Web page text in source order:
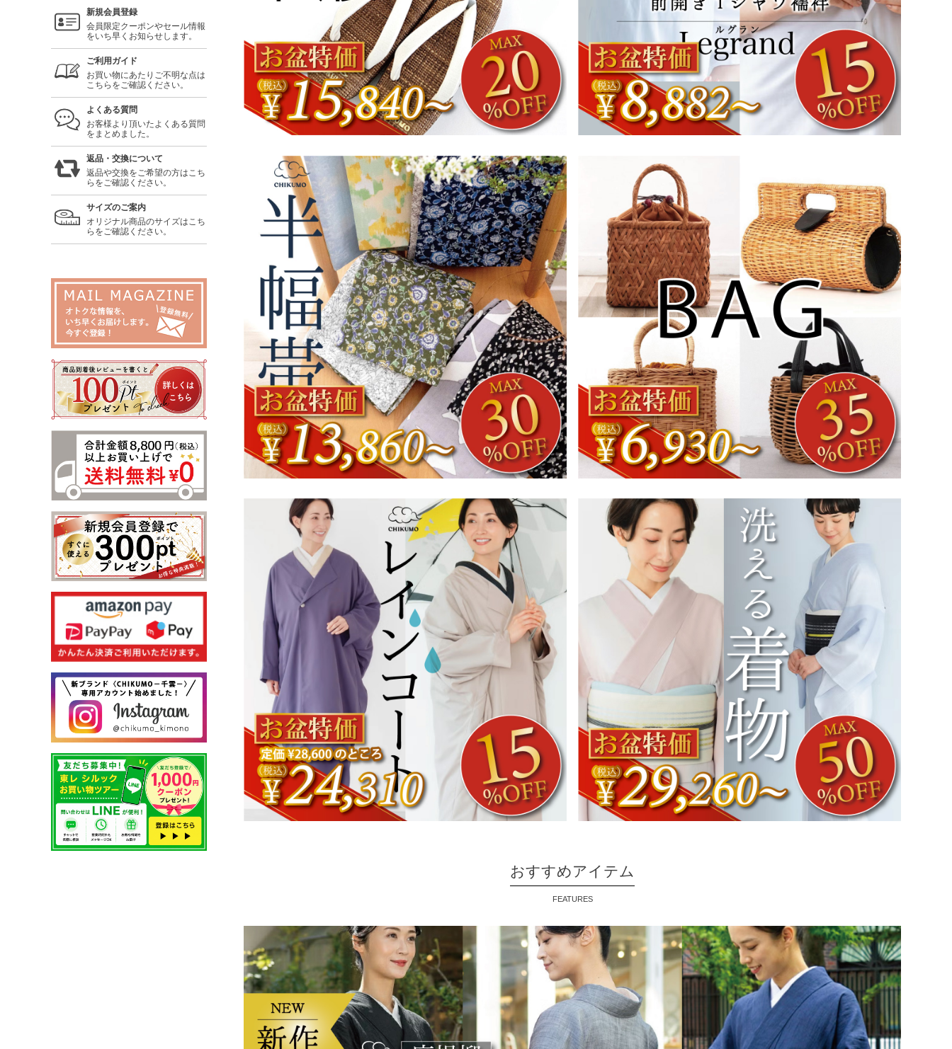
新規会員登録
会員限定クーポンやセール情報
をいち早くお知らせします。
ご利用ガイド
お買い物にあたりご不明な点は
こちらをご確認ください。
よくある質問
お客様より頂いたよくある質問
をまとめました。
返品・交換について
返品や交換をご希望の方はこち
らをご確認ください。
サイズのご案内
オリジナル商品のサイズはこち
らをご確認ください。
おすすめアイテム
FEATURES